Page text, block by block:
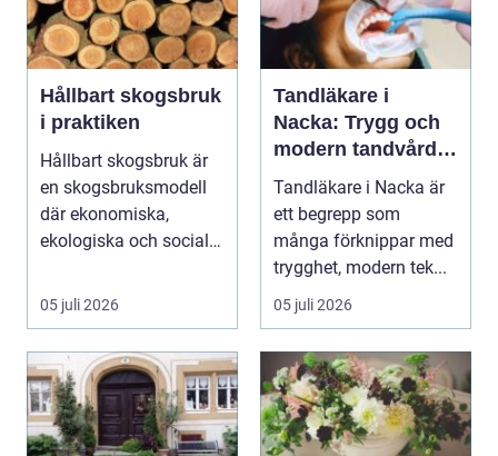
Hållbart skogsbruk
i praktiken
Hållbart skogsbruk är
en skogsbruksmodell
där ekonomiska,
ekologiska och sociala
...
05 juli 2026
Tandläkare i
Nacka: Trygg och
modern tandvård
nära dig
Tandläkare i Nacka är
ett begrepp som
många förknippar med
trygghet, modern tek...
05 juli 2026